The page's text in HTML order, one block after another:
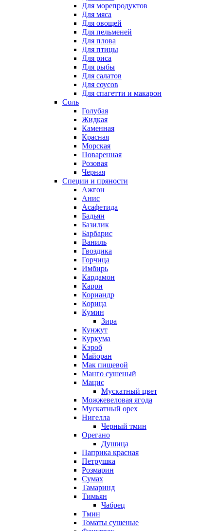
Для морепродуктов
Для мяса
Для овощей
Для пельменей
Для плова
Для птицы
Для риса
Для рыбы
Для салатов
Для соусов
Для спагетти и макарон
Соль
Голубая
Жидкая
Каменная
Красная
Морская
Поваренная
Розовая
Черная
Специи и пряности
Ажгон
Анис
Асафетида
Бадьян
Базилик
Барбарис
Ваниль
Гвоздика
Горчица
Имбирь
Кардамон
Карри
Кориандр
Корица
Кумин
Зира
Кунжут
Куркума
Кэроб
Майоран
Мак пищевой
Манго сушеный
Мацис
Мускатный цвет
Можжевеловая ягода
Мускатный орех
Нигелла
Черный тмин
Орегано
Душица
Паприка красная
Петрушка
Розмарин
Сумах
Тамаринд
Тимьян
Чабрец
Тмин
Томаты сушеные